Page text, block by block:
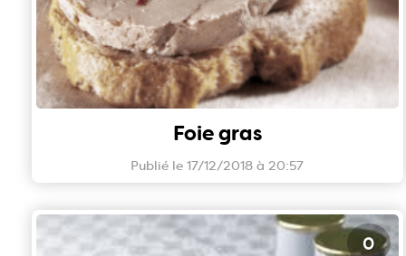
Foie gras
Publié le 17/12/2018 à 20:57
0